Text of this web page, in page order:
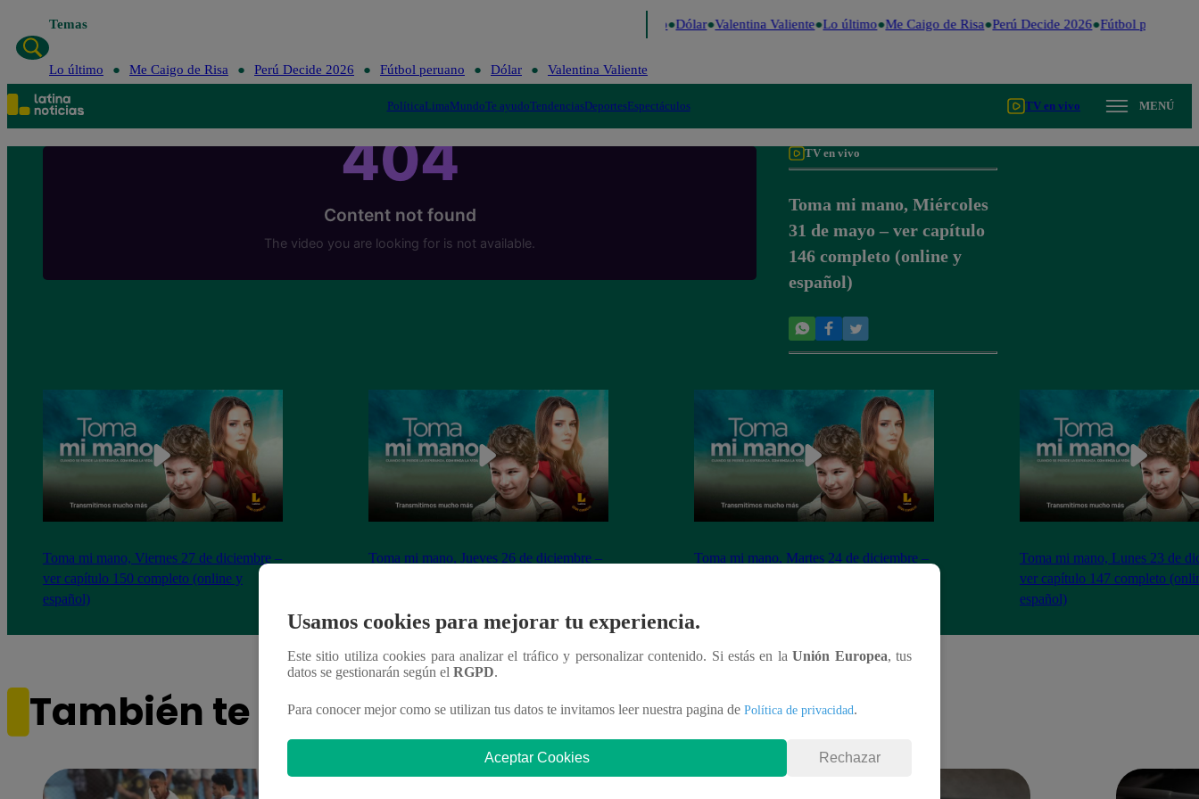
Temas Dólar Valentina Valiente Lo último Me Caigo de Risa Perú Decide 2026 Fútbol peruano
Lo último Me Caigo de Risa Perú Decide 2026 Fútbol peruano Dólar Valentina Valiente
PolíticaLimaMundoTe ayudoTendenciasDeportesEspectáculos TV en vivo MENÚ
TV en vivo
Toma mi mano, Miércoles
31 de mayo – ver capítulo
146 completo (online y
español)
Toma mi mano, Viernes 27 de diciembre –
ver capítulo 150 completo (online y
español)
Toma mi mano, Jueves 26 de diciembre –
Toma mi mano, Martes 24 de diciembre –
Toma mi mano, Lunes 23 de
ver capítulo 147 completo
español)
También te puede interesar
Usamos cookies para mejorar tu experiencia.
Este sitio utiliza cookies para analizar el tráfico y personalizar contenido. Si estás en laUnión Europea, tus
datos se gestionarán según el RGPD.
Para conocer mejor como se utilizan tus datos te invitamos leer nuestra pagina de Política de privacidad.
Aceptar Cookies Rechazar